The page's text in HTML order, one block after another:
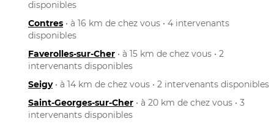
disponibles
Contres • à 16 km de chez vous • 4 intervenants
disponibles
Faverolles-sur-Cher • à 15 km de chez vous • 2
intervenants disponibles
Seigy• à 14 km de chez vous • 2 intervenants disponibles
Saint-Georges-sur-Cher • à 20 km de chez vous • 3
intervenants disponibles